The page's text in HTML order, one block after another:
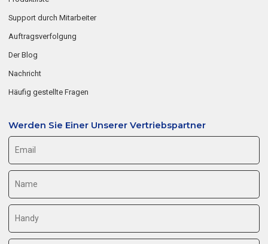
Support durch Mitarbeiter
Auftragsverfolgung
Der Blog
Nachricht
Häufig gestellte Fragen
Werden Sie Einer Unserer Vertriebspartner